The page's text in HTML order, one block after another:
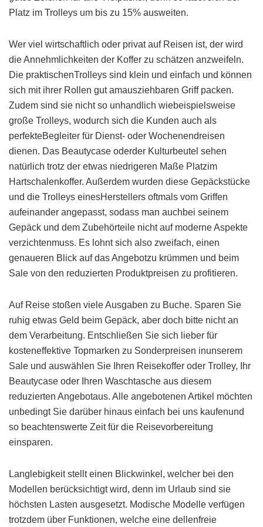
Platz im Trolleys um bis zu 15% ausweiten.
Wer viel wirtschaftlich oder privat auf Reisen ist, der wird
die Annehmlichkeiten der Koffer zu schätzen anzweifeln.
Die praktischenTrolleys sind klein und einfach und können
sich mit ihrer Rollen gut amausziehbaren Griff packen.
Zudem sind sie nicht so unhandlich wiebeispielsweise
große Trolleys, wodurch sich die Kunden auch als
perfekteBegleiter für Dienst- oder Wochenendreisen
dienen. Das Beautycase oderder Kulturbeutel sehen
natürlich trotz der etwas niedrigeren Maße Platzim
Hartschalenkoffer. Außerdem wurden diese Gepäckstücke
und die Trolleys einesHerstellers oftmals vom Griffen
aufeinander angepasst, sodass man auchbei seinem
Gepäck und dem Zubehörteile nicht auf moderne Aspekte
verzichtenmuss. Es lohnt sich also zweifach, einen
genaueren Blick auf das Angebotzu krümmen und beim
Sale von den reduzierten Produktpreisen zu profitieren.
Auf Reise stoßen viele Ausgaben zu Buche. Sparen Sie
ruhig etwas Geld beim Gepäck, aber doch bitte nicht an
dem Verarbeitung. Entschließen Sie sich lieber für
kosteneffektive Topmarken zu Sonderpreisen inunserem
Sale und auswählen Sie Ihren Reisekoffer oder Trolley, Ihr
Beautycase oder Ihren Waschtasche aus diesem
reduzierten Angebotaus. Alle angebotenen Artikel möchten
unbedingt Sie darüber hinaus einfach bei uns kaufenund
so beachtenswerte Zeit für die Reisevorbereitung
einsparen.
Langlebigkeit stellt einen Blickwinkel, welcher bei den
Modellen berücksichtigt wird, denn im Urlaub sind sie
höchsten Lasten ausgesetzt. Modische Modelle verfügen
trotzdem über Funktionen, welche eine dellenfreie